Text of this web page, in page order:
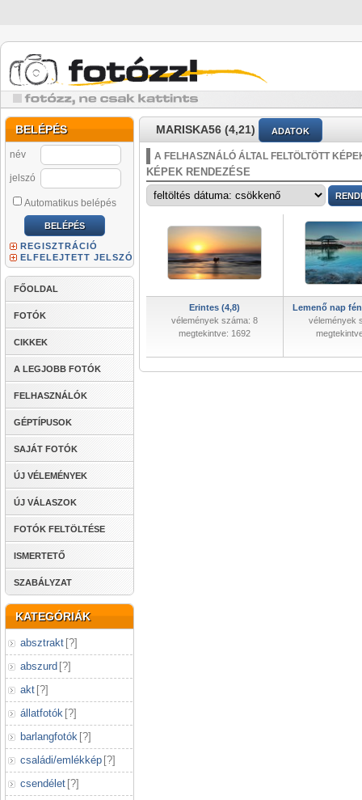
BELÉPÉS
név
jelszó
Automatikus belépés
REGISZTRÁCIÓ
ELFELEJTETT JELSZÓ
FŐOLDAL
FOTÓK
CIKKEK
A LEGJOBB FOTÓK
FELHASZNÁLÓK
GÉPTÍPUSOK
SAJÁT FOTÓK
ÚJ VÉLEMÉNYEK
ÚJ VÁLASZOK
FOTÓK FELTÖLTÉSE
ISMERTETŐ
SZABÁLYZAT
KATEGÓRIÁK
absztrakt [?]
abszurd [?]
akt [?]
állatfotók [?]
barlangfotók [?]
családi/emlékkép [?]
csendélet [?]
MARISKA56 (4,21) ADATOK
A FELHASZNÁLÓ ÁLTAL FELTÖLTÖTT
KÉPEK RENDEZÉSE
Erintes (4,8)
vélemények száma: 8
megtekintve: 1692
Lemenő nap
vélemények